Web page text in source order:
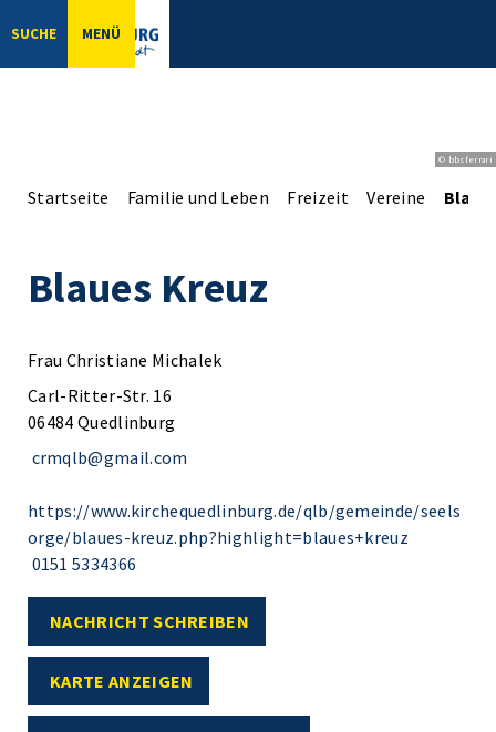
SUCHE MENÜ
© bbsferrari
Startseite Familie und Leben Freizeit Vereine
Blaues Kreuz
Frau Christiane Michalek
Carl-Ritter-Str. 16
06484 Quedlinburg
crmqlb@gmail.com
https://www.kirchequedlinburg.de/qlb/gemeinde/seels
orge/blaues-kreuz.php?highlight=blaues+kreuz
0151 5334366
NACHRICHT SCHREIBEN
KARTE ANZEIGEN